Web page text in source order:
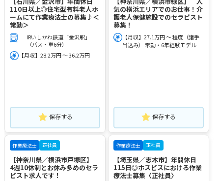
110日以上◎住宅型有料老人ホ
ームにて作業療法士の募集♪＜
常勤＞
IRいしかわ鉄道「金沢駅」
（バス・車6分）
【月収】28.2万円 ～ 36.2万円
保存する
気の横浜エリアでのお仕事！介
護老人保健施設でのセラピスト
募集！
【月収】27.1万円 ～ 程度（諸手
当込み） 常勤・6年経験モデル
保存する
作業療法士 正社員
【神奈川県／横浜市戸塚区】
4週10休制とお休み多めのセラ
ピスト求人です！
作業療法士 正社員
【埼玉県／志木市】年間休日
115日◎ホスピスにおける作業
療法士募集〈正社員〉